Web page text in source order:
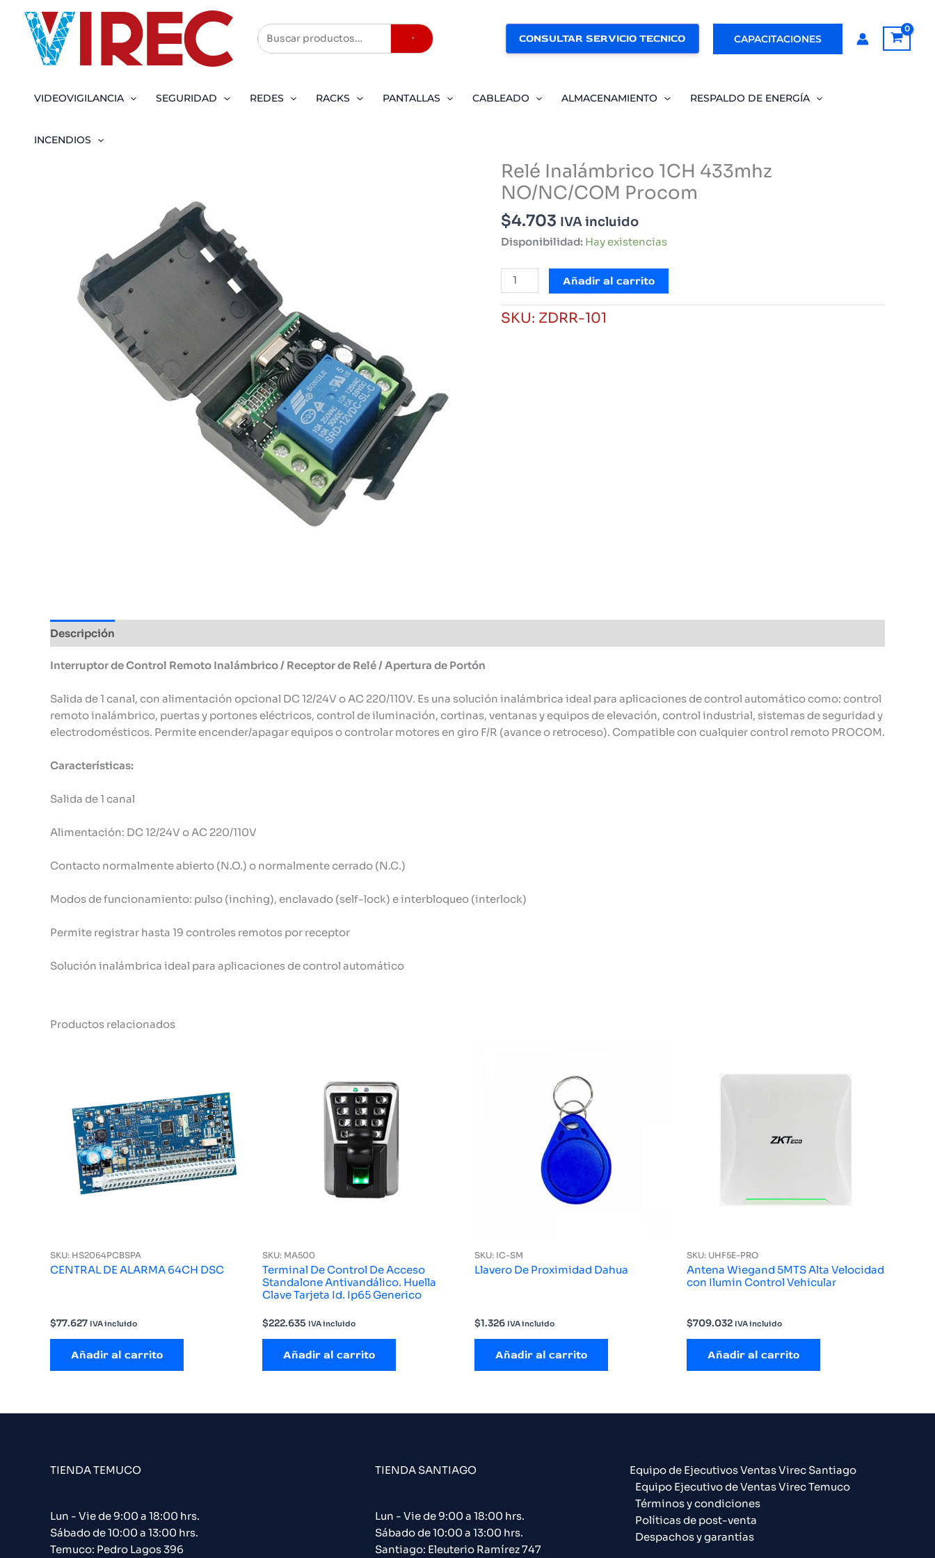
contenido
Buscar CONSULTAR SERVICIO TECNICO CAPACITACIONES
VIDEOVIGILANCIA SEGURIDAD REDES RACKS PANTALLAS CABLEADO ALMACENAMIENTO RESPALDO DE ENERGÍA
INCENDIOS
Relé Inalámbrico 1CH 433mhz
NO/NC/COM Procom
$4.703 IVA incluido
Disponibilidad: Hay existencias
Relé
Inalámbrico
1CH
433mhz
Añadir al carrito
SKU: ZDRR-101
Descripción
Interruptor de Control Remoto Inalámbrico / Receptor de Relé / Apertura de Portón
Salida de 1 canal, con alimentación opcional DC 12/24V o AC 220/110V. Es una solución inalámbrica ideal para aplicaciones de control automático como: control
remoto inalámbrico, puertas y portones eléctricos, control de iluminación, cortinas, ventanas y equipos de elevación, control industrial, sistemas de seguridad y
electrodomésticos. Permite encender/apagar equipos o controlar motores en giro F/R (avance o retroceso). Compatible con cualquier control remoto PROCOM.
Características:
Salida de 1 canal
Alimentación: DC 12/24V o AC 220/110V
Contacto normalmente abierto (N.O.) o normalmente cerrado (N.C.)
Modos de funcionamiento: pulso (inching), enclavado (self-lock) e interbloqueo (interlock)
Permite registrar hasta 19 controles remotos por receptor
Solución inalámbrica ideal para aplicaciones de control automático
Productos relacionados
SKU: HS2064PCBSPA
CENTRAL DE ALARMA 64CH DSC
$77.627 IVA incluido
Añadir al carrito
SKU: MA500
Terminal De Control De Acceso
Standalone Antivandálico. Huella
Clave Tarjeta Id. Ip65 Generico
$222.635 IVA incluido
Añadir al carrito
SKU: IC-SM
Llavero De Proximidad Dahua
$1.326 IVA incluido
Añadir al carrito
SKU: UHF5E-PRO
Antena Wiegand 5MTS Alta Velocidad
con Ilumin Control Vehicular
$709.032 IVA incluido
Añadir al carrito
TIENDA TEMUCO
Lun - Vie de 9:00 a 18:00 hrs.
Sábado de 10:00 a 13:00 hrs.
Temuco: Pedro Lagos 396
TIENDA SANTIAGO
Lun - Vie de 9:00 a 18:00 hrs.
Sábado de 10:00 a 13:00 hrs.
Santiago: Eleuterio Ramírez 747​
Equipo de Ejecutivos Ventas Virec Santiago
Equipo Ejecutivo de Ventas Virec Temuco
Términos y condiciones
Políticas de post-venta
Despachos y garantías